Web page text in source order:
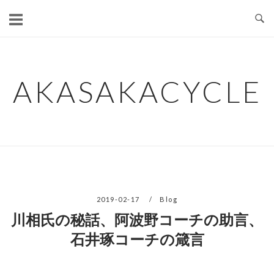
AKASAKACYCLE
2019-02-17 Blog
川相氏の秘話、阿波野コーチの助言、
石井琢コーチの箴言